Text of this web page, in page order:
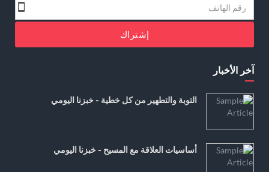
إشتراك
آخر الأخبار
التوبة والتطهير من كل خطية - خبزنا اليومي
أساسيات العلاقة مع المسيح - خبزنا اليومي